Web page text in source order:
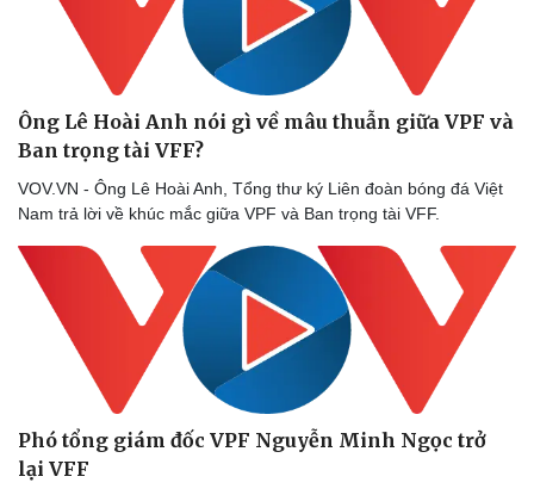
Doanh nghiệp
Doanh nghiệp 24h
Doanh nhân
Vì cộng đồng
Công nghệ
Tin Công nghệ
Trải nghiệm
Chuyển đổi số
Ông Lê Hoài Anh nói gì về mâu thuẫn giữa VPF và
Ban trọng tài VFF?
VOV.VN - Ông Lê Hoài Anh, Tổng thư ký Liên đoàn bóng đá Việt
Nam trả lời về khúc mắc giữa VPF và Ban trọng tài VFF.
Phó tổng giám đốc VPF Nguyễn Minh Ngọc trở
lại VFF